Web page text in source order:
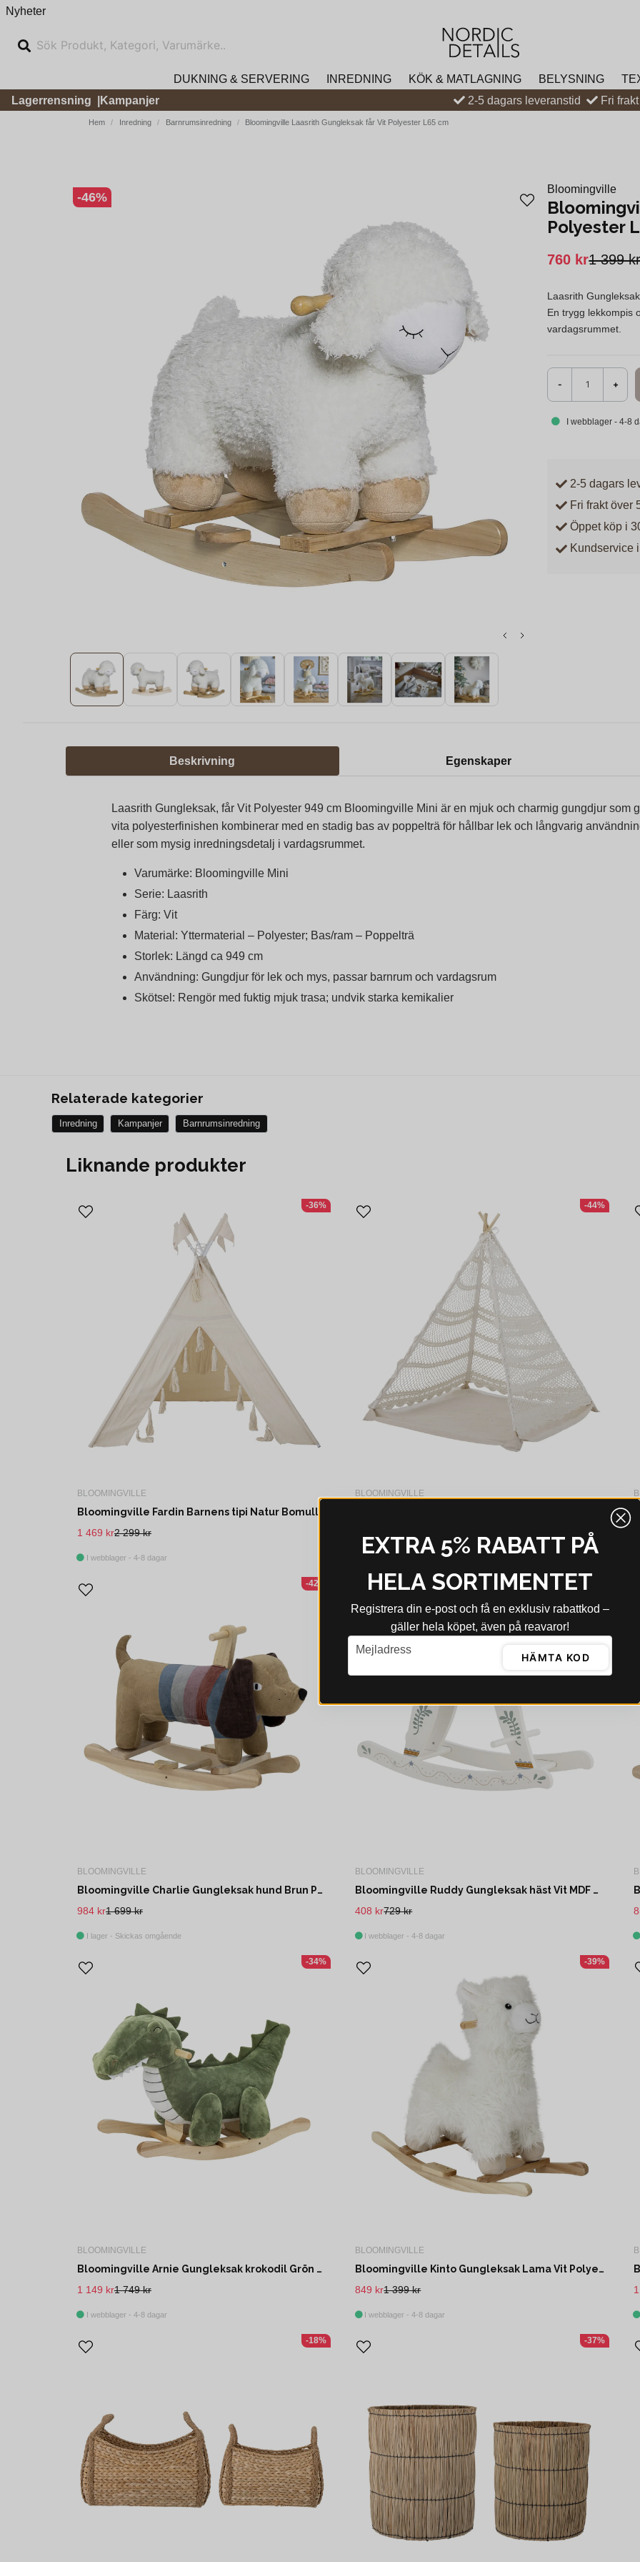
Nyheter
DUKNING & SERVERING INREDNING KÖK & MATLAGNING BELYSNING
Lagerrensning
Kampanjer 2-5 dagars leveranstid Fri
Hem Inredning Barnrumsinredning Bloomingville Laasrith Gungleksak får Vit Polyester L65 cm
-46%
Bloomingville
Polyester
1 399
760 kr
Laasrith
En trygg lekkompis
vardagsrummet.
- +
I webblager - 4-8
2-5 dagars
Fri frakt över
Öppet köp i
Kundservice
Beskrivning Egenskaper
Laasrith Gungleksak, får Vit Polyester 949 cm Bloomingville Mini är en mjuk och charmig gungdjur som
vita polyesterfinishen kombinerar med en stadig bas av poppelträ för hållbar lek och långvarig
eller som mysig inredningsdetalj i vardagsrummet.
Varumärke: Bloomingville Mini
Serie: Laasrith
Färg: Vit
Material: Yttermaterial – Polyester; Bas/ram – Poppelträ
Storlek: Längd ca 949 cm
Användning: Gungdjur för lek och mys, passar barnrum och vardagsrum
Skötsel: Rengör med fuktig mjuk trasa; undvik starka kemikalier
Relaterade kategorier
Inredning Kampanjer Barnrumsinredning
Liknande produkter
BLOOMINGVILLE
2 299 kr
1 469 kr
I webblager - 4-8 dagar
-36%
BLOOMINGVILLE
I webblager - 4-8 dagar
-44%
BLOOMINGVILLE
Bloomingville Charlie Gungleksak hund Brun Polyester L66 cm
1 699 kr
984 kr
I lager - Skickas omgående
-42%
BLOOMINGVILLE
Bloomingville Ruddy Gungleksak häst Vit MDF L68 cm
729 kr
408 kr
I webblager - 4-8 dagar
BLOOMINGVILLE
Bloomingville Arnie Gungleksak krokodil Grön Polyester L70 cm
1 749 kr
1 149 kr
I webblager - 4-8 dagar
-34%
BLOOMINGVILLE
Bloomingville Kinto Gungleksak Lama Vit Polyester L65 cm
1 399 kr
849 kr
I webblager - 4-8 dagar
-39%
-18% -37%
EXTRA 5% RABATT PÅ
HELA SORTIMENTET
Registrera din e‑post och få en exklusiv rabattkod –
gäller hela köpet, även på reavaror!
email
Mejladress
HÄMTA KOD